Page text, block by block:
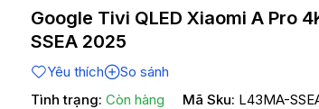
Google Tivi QLED Xiaomi A Pro
SSEA 2025
Yêu thích
So sánh
Tình trạng: Còn hàng Mã Sku: L43MA-